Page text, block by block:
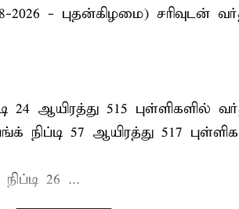
2026 - புதன்கிழமை) சரிவுடன்
24 ஆயிரத்து 515 புள்ளிகளில்
நிப்டி 57 ஆயிரத்து 517
26 ...